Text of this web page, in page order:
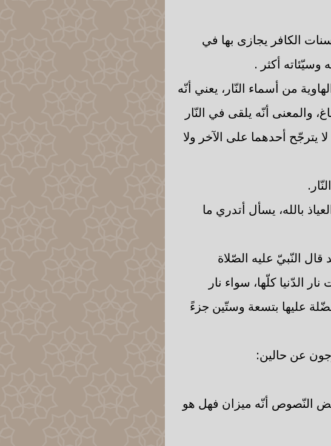
الكافر يجازى بها في
أكثر .
من أسماء النّار، يعني أنّه
والمعنى أنّه يلقى في النّار
يترجّح أحدهما على الآخر ولا
بالله، يسأل أتدري ما
النّبيّ عليه الصّلاة
نار الدّنيا كلّها، سواء نار
عليها بتسعة وستّين جزءً
عن حالين:
النّصوص أنّه ميزان فهل هو